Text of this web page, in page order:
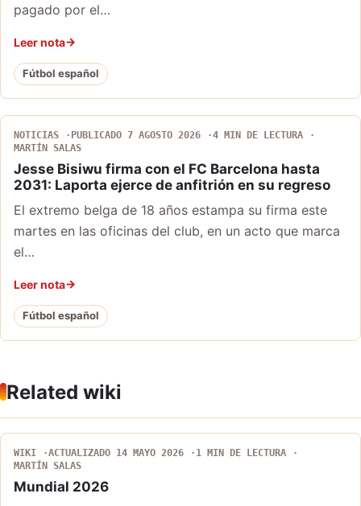
pagado por el…
Leer nota
Fútbol español
NOTICIAS PUBLICADO 7 AGOSTO 2026
4 MIN DE LECTURA
MARTÍN SALAS
Jesse Bisiwu firma con el FC Barcelona hasta
2031: Laporta ejerce de anfitrión en su regreso
El extremo belga de 18 años estampa su firma este
martes en las oficinas del club, en un acto que marca
el…
Leer nota
Fútbol español
Related wiki
WIKI ACTUALIZADO 14 MAYO 2026
1 MIN DE LECTURA
MARTÍN SALAS
Mundial 2026